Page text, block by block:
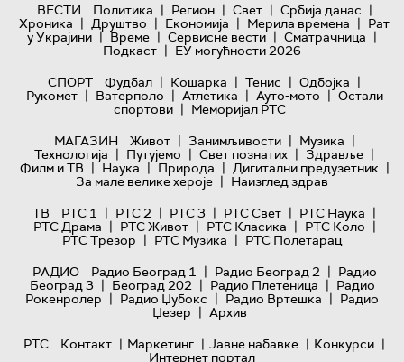
ВЕСТИ Политика | Регион | Свет | Србија данас |
Хроника | Друштво | Економија | Мерила времена | Рат
у Украјини | Време | Сервисне вести | Сматрачница |
Подкаст | ЕУ могућности 2026
СПОРТ
Фудбал | Кошарка | Тенис | Одбојка |
Рукомет | Ватерполо | Атлетика | Ауто-мото | Остали
спортови | Меморијал РТС
МАГАЗИН
Живот | Занимљивости | Музика |
Технологијa | Путујемо | Свет познатих | Здравље |
Филм и ТВ | Наука | Природа | Дигитални предузетник |
За мале велике хероје | Наизглед здрав
ТВ
РТС 1 | РТС 2 | РТС 3 | РТС Свет | РТС Наука |
РТС Драма | РТС Живот | РТС Класика | РТС Коло |
РТС Трезор | РТС Музика | РТС Полетарац
РАДИО
Радио Београд 1 | Радио Београд 2 | Радио
Београд 3 | Београд 202 | Радио Плетеница | Радио
Рокенролер | Радио Џубокс | Радио Вртешка | Радио
Џезер | Архив
РТС
Контакт | Маркетинг | Јавне набавке | Конкурси |
Интернет портал